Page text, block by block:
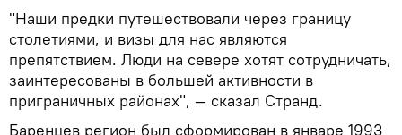
"Наши предки путешествовали через границу
столетиями, и визы для нас являются
препятствием. Люди на севере хотят сотрудничать,
заинтересованы в большей активности в
приграничных районах", — сказал Странд.
Баренцев регион был сформирован в январе 1993